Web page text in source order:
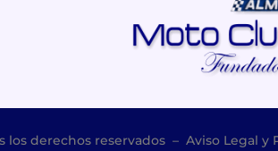
los derechos reservados – Aviso Legal y